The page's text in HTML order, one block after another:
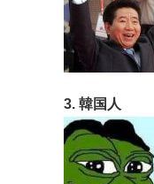
3. 韓国人